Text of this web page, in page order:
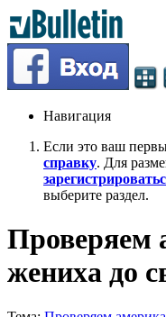
Навигация
Если это ваш
справку. Для
выберите раздел.
Проверяем
жениха до